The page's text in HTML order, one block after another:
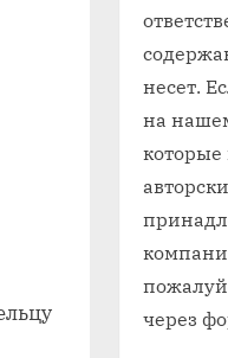
несет.
на
через